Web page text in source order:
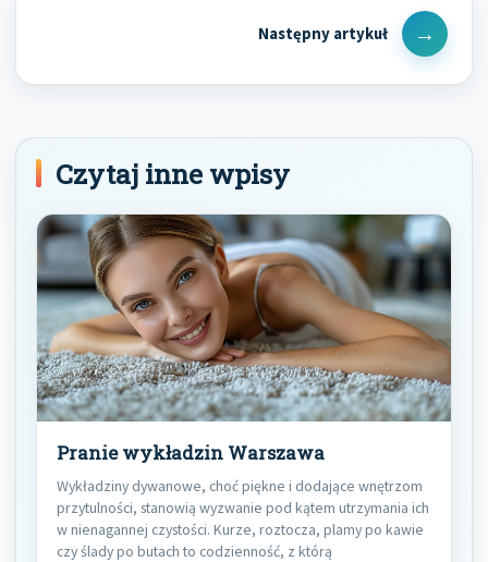
Next
Post
Czytaj inne wpisy
Pranie wykładzin Warszawa
Wykładziny dywanowe, choć piękne i dodające wnętrzom
przytulności, stanowią wyzwanie pod kątem utrzymania ich
w nienagannej czystości. Kurze, roztocza, plamy po kawie
czy ślady po butach to codzienność, z którą